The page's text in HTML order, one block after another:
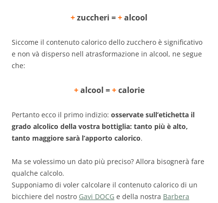
+zuccheri =+alcool
Siccome il contenuto calorico dello zucchero è significativo
e non và disperso nell atrasformazione in alcool, ne segue
che:
+alcool =+calorie
Pertanto ecco il primo indizio: osservate sull’etichetta il
grado alcolico della vostra bottiglia: tanto più è alto,
tanto maggiore sarà l’apporto calorico.
Ma se volessimo un dato più preciso? Allora bisognerà fare
qualche calcolo.
Supponiamo di voler calcolare il contenuto calorico di un
bicchiere del nostro Gavi DOCG e della nostra Barbera